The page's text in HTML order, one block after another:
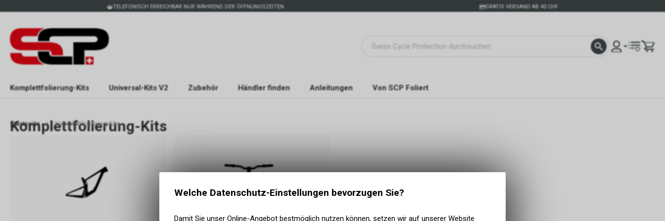
TELEFONISCH ERREICHBAR NUR WÄHREND DER ÖFFNUNGSZEITEN. GRATIS VERSAND AB 40 CHF
Komplettfolierung-Kits Universal-Kits V2 Zubehör Händler finden Anleitungen Von SCP Foliert
Startseite Komplettfolierung-Kits
Komplettfolierung-Kits
Welche Datenschutz-Einstellungen bevorzugen Sie?
Damit Sie unser Online-Angebot bestmöglich nutzen können, setzen wir auf unserer Website